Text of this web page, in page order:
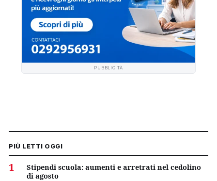
PUBBLICITÀ
PIÙ LETTI OGGI
1
Stipendi scuola: aumenti e arretrati nel cedolino
di agosto